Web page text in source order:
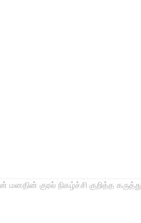
மனதின் குரல் நிகழ்ச்சி குறித்த